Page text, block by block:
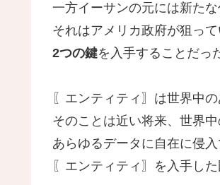
一方イーサンの元には新たな
それはアメリカ政府が狙って
2つの鍵を入手することだっ
〖エンティティ〗は世界中
そのことは近い将来、世界
あらゆるデータに自在に侵
〖エンティティ〗を入手し